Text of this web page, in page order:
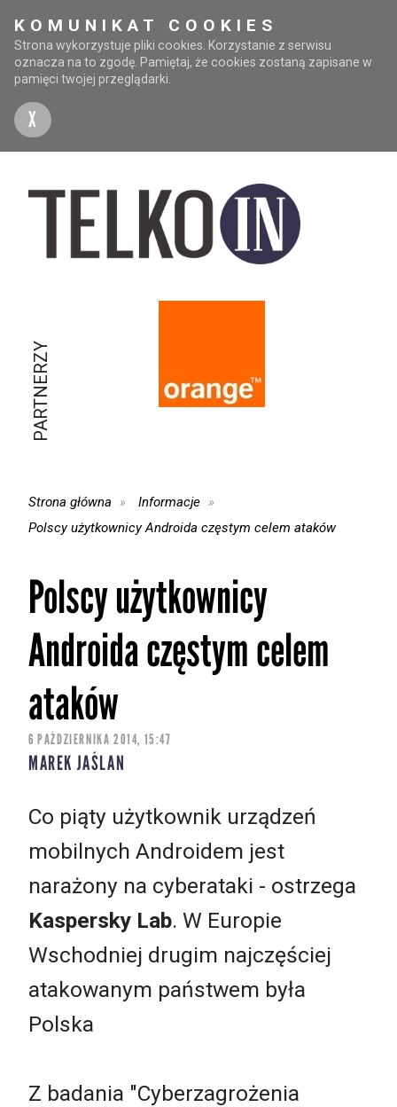
KOMUNIKAT COOKIES
Strona wykorzystuje pliki cookies. Korzystanie z serwisu
oznacza na to zgodę. Pamiętaj, że cookies zostaną zapisane w
pamięci twojej przeglądarki.
X
PARTNERZY
Strona główna
Informacje
Polscy użytkownicy Androida częstym celem ataków
Polscy użytkownicy
Androida częstym celem
ataków
6 PAŹDZIERNIKA 2014, 15:47
MAREK JAŚLAN
Co piąty użytkownik urządzeń
mobilnych Androidem jest
narażony na cyberataki - ostrzega
Kaspersky Lab. W Europie
Wschodniej drugim najczęściej
atakowanym państwem była
Polska
Z badania "Cyberzagrożenia